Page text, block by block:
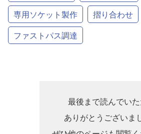
専用ソケット製作
摺り合わせ
ファストパス調達
最後まで読んでいた
ありがとうございま